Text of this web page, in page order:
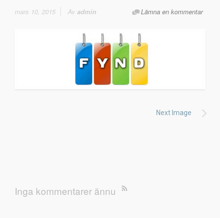
mars 10, 2015 Lämna en kommentar
Av admin
Next Image
Inga kommentarer ännu